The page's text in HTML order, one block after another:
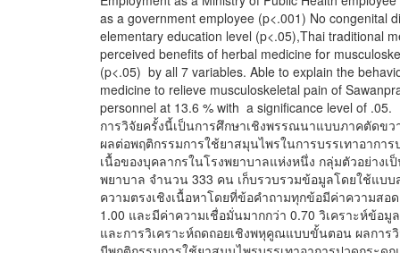
as a government employee (p<.001) No congenital
elementary education level (p<.05),Thai traditional
perceived benefits of herbal medicine for
(p<.05) by all 7 variables. Able to explain the
medicine to relieve musculoskeletal pain of
personnel at 13.6 % with a significance level of .05.
การวิจัยครั้งนี้เป็นการศึกษาเชิงพรรณนาแบบภาคตัดขว
ผลต่อพฤติกรรมการใช้ยาสมุนไพรในการบรรเทาอากา
เนื้อของบุคลากรในโรงพยาบาลแห่งหนึ่ง กลุ่มตัวอย่างเ
พยาบาล จำนวน 333 คน เก็บรวบรวมข้อมูลโดยใช้แบ
ความตรงเชิงเนื้อหาโดยที่ข้อคำถามทุกข้อมีค่าความสอ
1.00 และมีค่าความเชื่อมั่นมากกว่า 0.70 วิเคราะห์ข้อ
และการวิเคราะห์ถดถอยเชิงพหุคูณแบบขั้นตอน ผลการ